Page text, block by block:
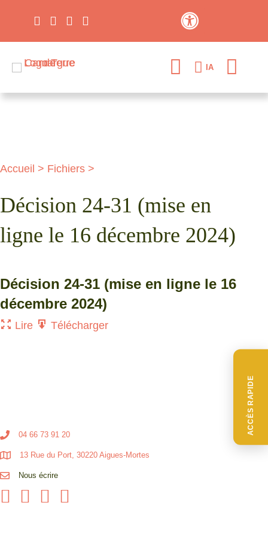
ACCÈS RAPIDE
IA
Accueil > Fichiers >
Décision 24-31 (mise en
ligne le 16 décembre 2024)
Décision 24-31 (mise en ligne le 16
décembre 2024)
Lire Télécharger
04 66 73 91 20
13 Rue du Port, 30220 Aigues-Mortes
Nous écrire